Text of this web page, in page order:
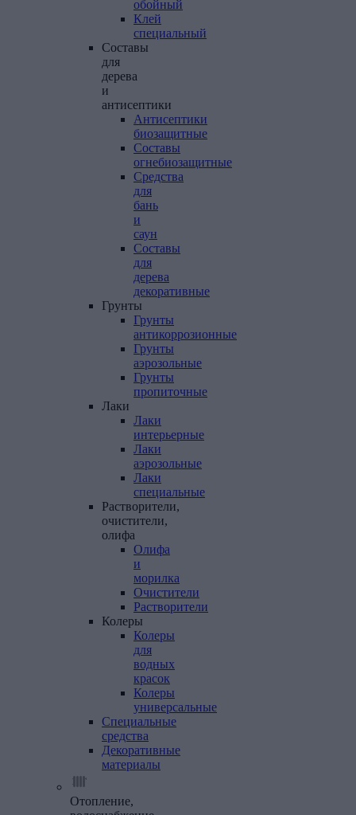
обойный
Клей
специальный
Составы
для
дерева
и
антисептики
Антисептики
биозащитные
Составы
огнебиозащитные
Средства
для
бань
и
саун
Составы
для
дерева
декоративные
Грунты
Грунты
антикоррозионные
Грунты
аэрозольные
Грунты
пропиточные
Лаки
Лаки
интерьерные
Лаки
аэрозольные
Лаки
специальные
Растворители,
очистители,
олифа
Олифа
и
морилка
Очистители
Растворители
Колеры
Колеры
для
водных
красок
Колеры
универсальные
Специальные
средства
Декоративные
материалы
Отопление,